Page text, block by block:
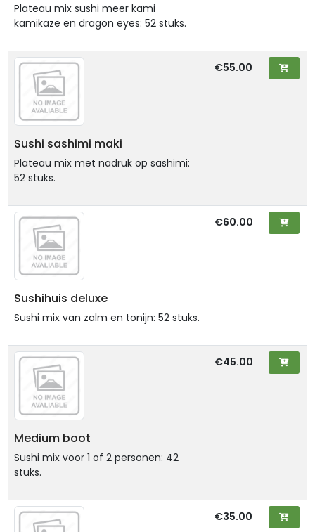
Plateau mix sushi meer kami
kamikaze en dragon eyes: 52 stuks.
Sushi sashimi maki
Plateau mix met nadruk op sashimi:
52 stuks.
€55.00
Sushihuis deluxe
Sushi mix van zalm en tonijn: 52 stuks.
€60.00
Medium boot
Sushi mix voor 1 of 2 personen: 42
stuks.
€45.00
€35.00